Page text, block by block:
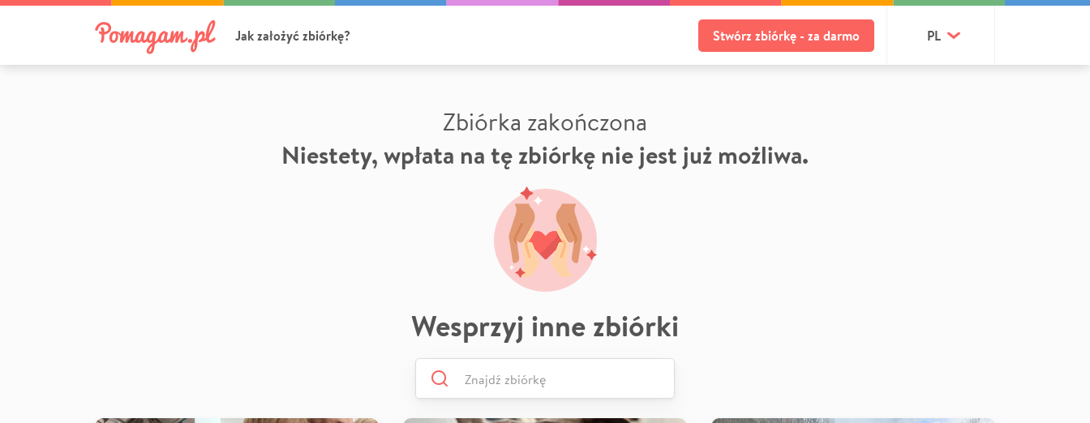
Jak założyć zbiórkę? Stwórz zbiórkę - za darmo PL
Zbiórka zakończona
Niestety, wpłata na tę zbiórkę nie jest już możliwa.
Wesprzyj inne zbiórki